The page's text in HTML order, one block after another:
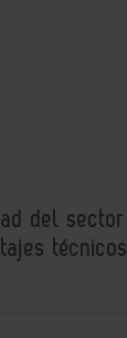
del sector
técnicos